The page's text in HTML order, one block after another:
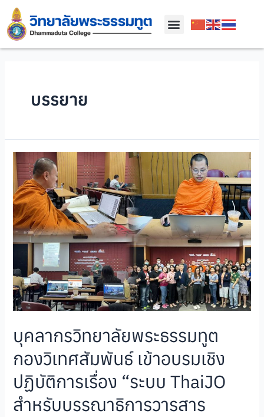
บรรยาย
บุคลากรวิทยาลัยพระธรรมทูต
กองวิเทศสัมพันธ์ เข้าอบรมเชิง
ปฏิบัติการเรื่อง “ระบบ ThaiJO
สำหรับบรรณาธิการวารสาร